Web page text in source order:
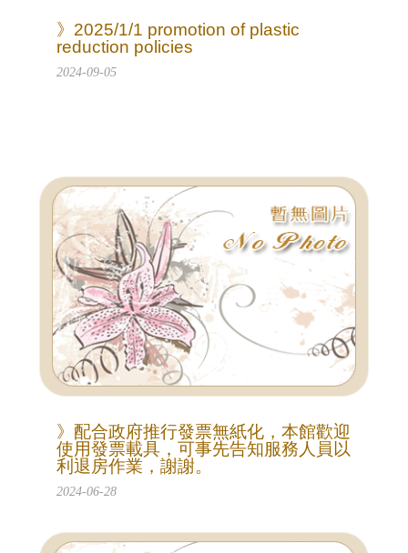
》2025/1/1 promotion of plastic
reduction policies
2024-09-05
》配合政府推行發票無紙化，本館歡迎
使用發票載具，可事先告知服務人員以
利退房作業，謝謝。
2024-06-28